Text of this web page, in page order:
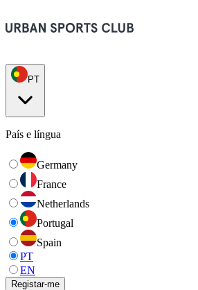
PT
País e língua
Germany
France
Netherlands
Portugal
Spain
PT
EN
Registar-me